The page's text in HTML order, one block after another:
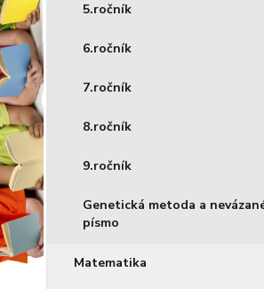
5.ročník
6.ročník
7.ročník
8.ročník
9.ročník
Genetická metoda a
písmo
Matematika